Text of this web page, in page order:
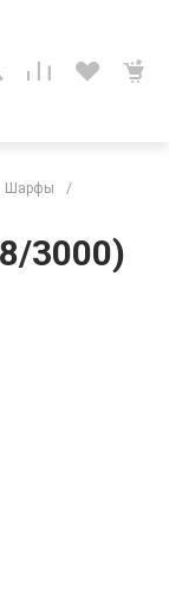
Шарфы
/
3000)